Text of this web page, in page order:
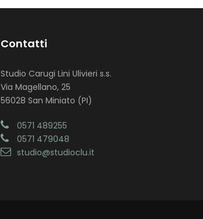
Contatti
Studio Carugi Lini Ulivieri s.s.
Via Magellano, 25
56028 San Miniato (PI)
0571 489255
0571 479048
studio@studioclu.it